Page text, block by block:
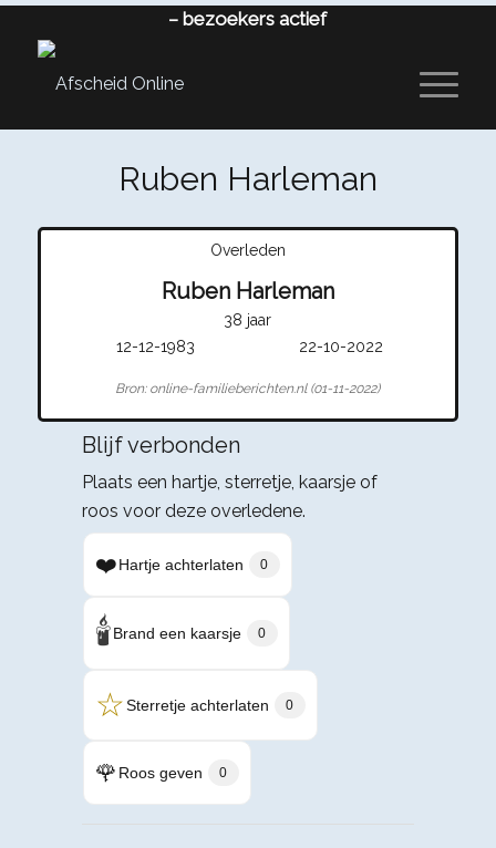
– bezoekers actief
Ruben Harleman
Overleden
Ruben Harleman
38 jaar
12-12-1983
22-10-2022
Bron: online-familieberichten.nl (01-11-2022)
Blijf verbonden
Plaats een hartje, sterretje, kaarsje of
roos voor deze overledene.
❤️Hartje achterlaten 0
🕯️Brand een kaarsje 0
☆Sterretje achterlaten 0
🌹 Roos geven 0